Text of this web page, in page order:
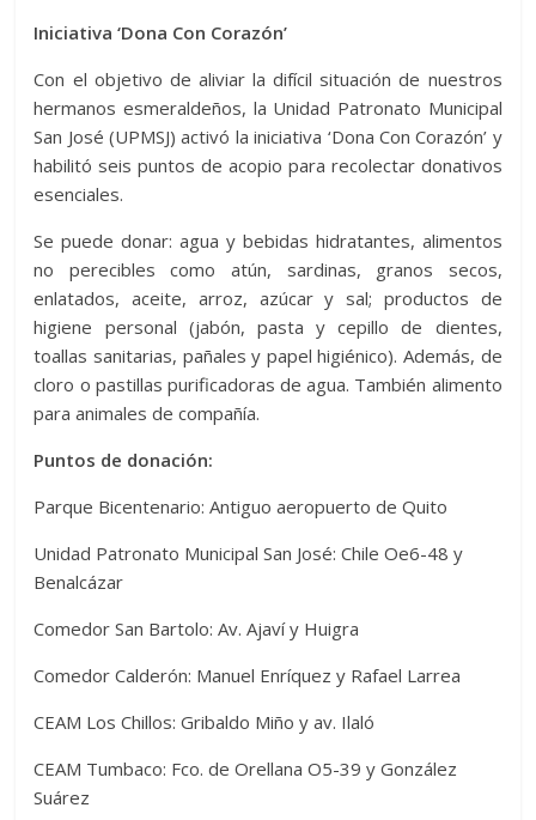
Iniciativa ‘Dona Con Corazón’
Con el objetivo de aliviar la difícil situación de nuestros
hermanos esmeraldeños, la Unidad Patronato Municipal
San José (UPMSJ) activó la iniciativa ‘Dona Con Corazón’ y
habilitó seis puntos de acopio para recolectar donativos
esenciales.
Se puede donar: agua y bebidas hidratantes, alimentos
no perecibles como atún, sardinas, granos secos,
enlatados, aceite, arroz, azúcar y sal; productos de
higiene personal (jabón, pasta y cepillo de dientes,
toallas sanitarias, pañales y papel higiénico). Además, de
cloro o pastillas purificadoras de agua. También alimento
para animales de compañía.
Puntos de donación:
Parque Bicentenario: Antiguo aeropuerto de Quito
Unidad Patronato Municipal San José: Chile Oe6-48 y
Benalcázar
Comedor San Bartolo: Av. Ajaví y Huigra
Comedor Calderón: Manuel Enríquez y Rafael Larrea
CEAM Los Chillos: Gribaldo Miño y av. Ilaló
CEAM Tumbaco: Fco. de Orellana O5-39 y González
Suárez